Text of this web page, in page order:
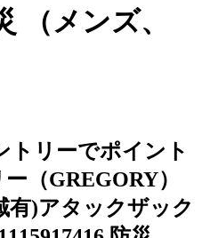
（メンズ、
トリーでポイント
（GREGORY）
有)アタックザック